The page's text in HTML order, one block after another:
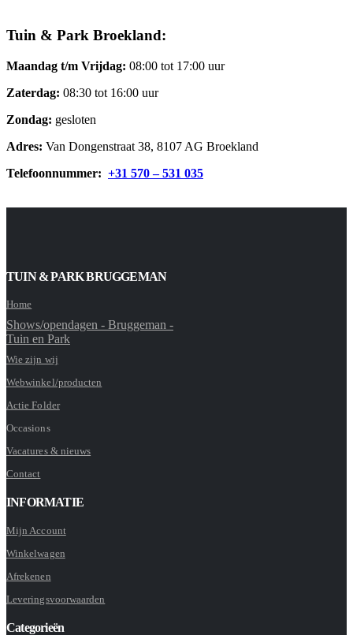
Tuin & Park Broekland:
Maandag t/m Vrijdag: 08:00 tot 17:00 uur
Zaterdag: 08:30 tot 16:00 uur
Zondag: gesloten
Adres: Van Dongenstraat 38, 8107 AG Broekland
Telefoonnummer: +31 570 – 531 035
TUIN & PARK BRUGGEMAN
Home
Shows/opendagen - Bruggeman -
Tuin en Park
Wie zijn wij
Webwinkel/producten
Actie Folder
Occasions
Vacatures & nieuws
Contact
INFORMATIE
Mijn Account
Winkelwagen
Afrekenen
Leveringsvoorwaarden
Categorieën